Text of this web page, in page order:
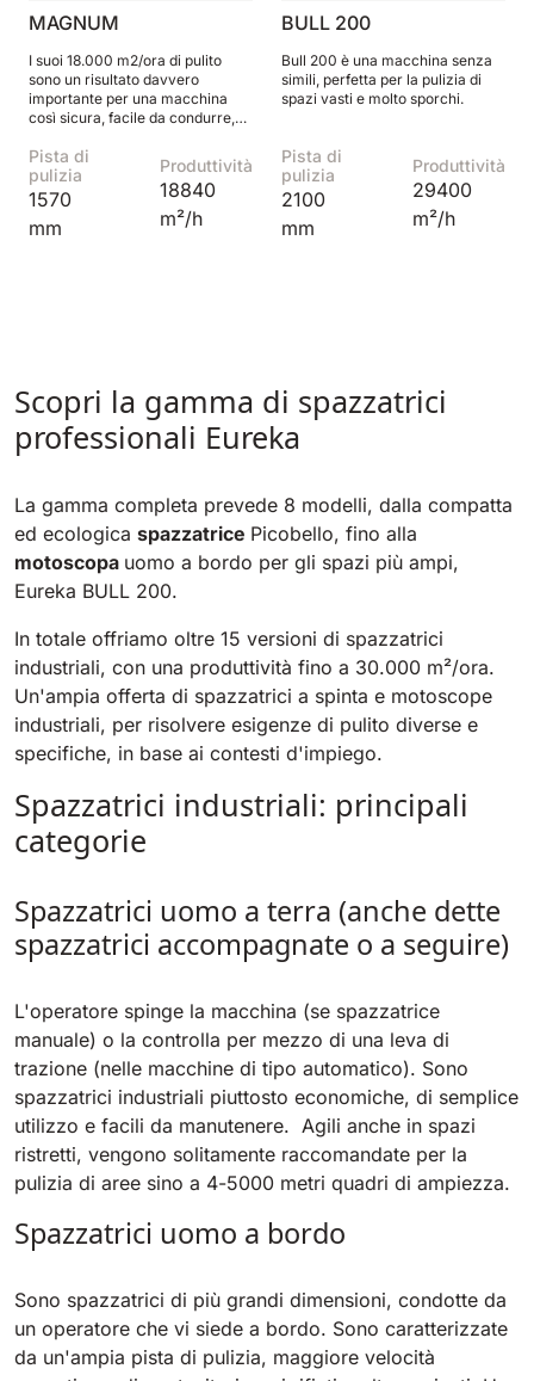
MAGNUM
I suoi 18.000 m2/ora di pulito
sono un risultato davvero
importante per una macchina
così sicura, facile da condurre,
di categoria.
Pista di
pulizia
1570
mm
Produttività
18840
m²/h
BULL 200
Bull 200 è una macchina senza
simili, perfetta per la pulizia di
spazi vasti e molto sporchi.
Pista di
pulizia
2100
mm
Produttività
29400
m²/h
Scopri la gamma di spazzatrici
professionali Eureka
La gamma completa prevede 8 modelli, dalla compatta
ed ecologica spazzatrice Picobello, fino alla
motoscopa uomo a bordo per gli spazi più ampi,
Eureka BULL 200.
In totale offriamo oltre 15 versioni di spazzatrici
industriali, con una produttività fino a 30.000 m²/ora.
Un'ampia offerta di spazzatrici a spinta e motoscope
industriali, per risolvere esigenze di pulito diverse e
specifiche, in base ai contesti d'impiego.
Spazzatrici industriali: principali
categorie
Spazzatrici uomo a terra (anche dette
spazzatrici accompagnate o a seguire)
L'operatore spinge la macchina (se spazzatrice
manuale) o la controlla per mezzo di una leva di
trazione (nelle macchine di tipo automatico). Sono
spazzatrici industriali piuttosto economiche, di semplice
utilizzo e facili da manutenere. Agili anche in spazi
ristretti, vengono solitamente raccomandate per la
pulizia di aree sino a 4-5000 metri quadri di ampiezza.
Spazzatrici uomo a bordo
Sono spazzatrici di più grandi dimensioni, condotte da
un operatore che vi siede a bordo. Sono caratterizzate
da un'ampia pista di pulizia, maggiore velocità